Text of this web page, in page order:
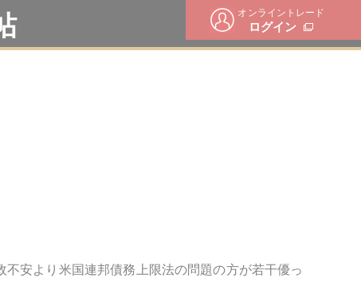
オンライントレード
ログイン
安より米国連邦債務上限法の問題の方が若干優っ